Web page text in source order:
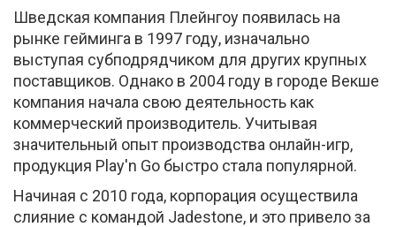
Шведская компания Плейнгоу появилась на
рынке гейминга в 1997 году, изначально
выступая субподрядчиком для других крупных
поставщиков. Однако в 2004 году в городе Векше
компания начала свою деятельность как
коммерческий производитель. Учитывая
значительный опыт производства онлайн-игр,
продукция Play'n Go быстро стала популярной.
Начиная с 2010 года, корпорация осуществила
слияние с командой Jadestone, и это привело за